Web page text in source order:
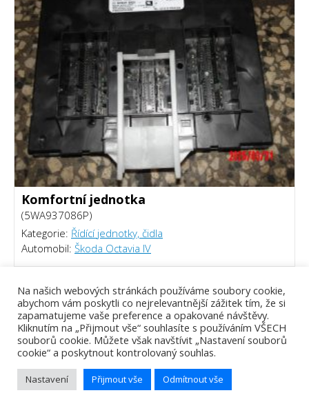
Komfortní jednotka
(5WA937086P)
Kategorie: Řídící jednotky, čidla
Automobil: Škoda Octavia IV
2500 Kč
Tomáš Piálek - Webový vývojář
Na našich webových stránkách používáme soubory cookie,
abychom vám poskytli co nejrelevantnější zážitek tím, že si
zapamatujeme vaše preference a opakované návštěvy.
Kliknutím na „Přijmout vše“ souhlasíte s používáním VŠECH
souborů cookie. Můžete však navštívit „Nastavení souborů
cookie“ a poskytnout kontrolovaný souhlas.
Nastavení Přijmout vše Odmítnout vše